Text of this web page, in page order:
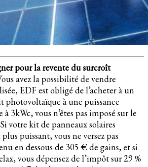
pour la revente du surcroît
avez la possibilité de vendre
EDF est obligé de l’acheter à un
photovoltaïque à une puissance
3kWc, vous n’êtes pas imposé sur le
votre kit de panneaux solaires
puissant, vous ne versez pas
en dessous de 305 € de gains, et si
vous dépensez de l’impôt sur 29 %